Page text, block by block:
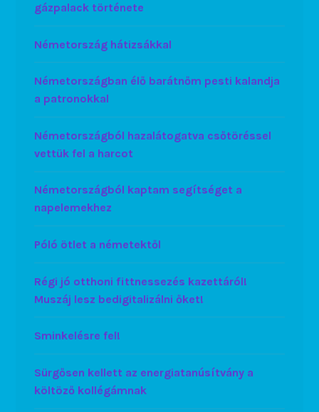
gázpalack története
Németország hátizsákkal
Németországban élő barátnőm pesti kalandja
a patronokkal
Németországból hazalátogatva csőtöréssel
vettük fel a harcot
Németországból kaptam segítséget a
napelemekhez
Póló ötlet a németektől
Régi jó otthoni fittnessezés kazettáról!
Muszáj lesz bedigitalizálni őket!
Sminkelésre fel!
Sürgősen kellett az energiatanúsítvány a
költöző kollégámnak